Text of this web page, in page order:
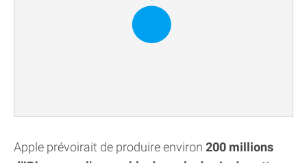
Apple prévoirait de produire environ 200 millions